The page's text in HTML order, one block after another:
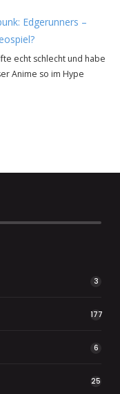
Edgerunners –
echt schlecht und habe
Anime so im Hype
3
177
6
25